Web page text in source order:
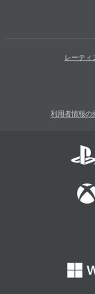
レーティ
利用者情報の